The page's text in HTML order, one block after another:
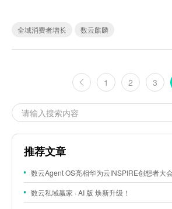
全域消费者增长 数云麒麟
1 2 3
推荐文章
数云Agent OS亮相华为云INSPIRE创想者大会：以AI重构消
数云私域赢家 · AI 版 焕新升级！